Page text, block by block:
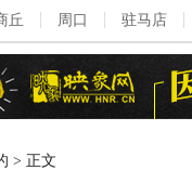
丘 周口 驻马店
> 正文